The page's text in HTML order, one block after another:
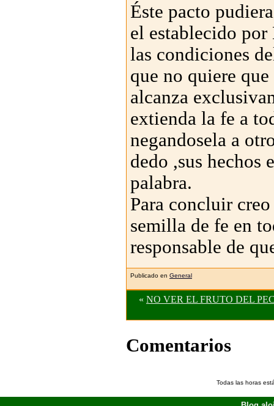
Éste pacto
el establecido por
las condiciones
que no quiere
alcanza
extienda la fe a
negandosela a
dedo ,sus hechos
palabra.
Para concluir
semilla de fe en
responsable de
Publicado en General
« NO VER EL FRUTO DEL
Comentarios
Todas las horas